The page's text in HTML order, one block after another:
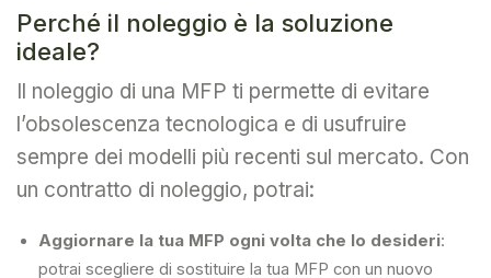
Perché il noleggio è la soluzione
ideale?
Il noleggio di una MFP ti permette di evitare
l’obsolescenza tecnologica e di usufruire
sempre dei modelli più recenti sul mercato. Con
un contratto di noleggio, potrai:
Aggiornare la tua MFP ogni volta che lo desideri:
potrai scegliere di sostituire la tua MFP con un nuovo